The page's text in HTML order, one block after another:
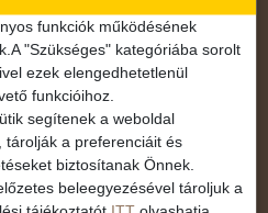
funkciók működésének
"Szükséges" kategóriába sorolt
ezek elengedhetetlenül
funkcióihoz.
segítenek a weboldal
tárolják a preferenciáit és
biztosítanak Önnek.
beleegyezésével tároljuk a